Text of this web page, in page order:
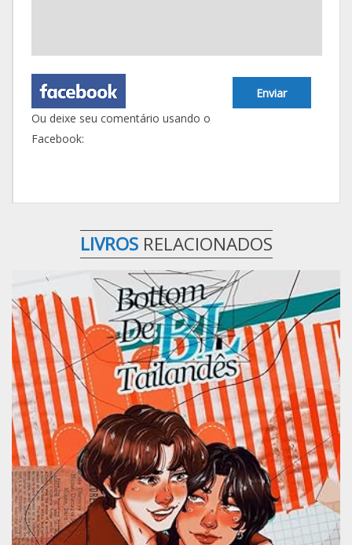
Enviar
Ou deixe seu comentário usando o
Facebook:
LIVROS RELACIONADOS